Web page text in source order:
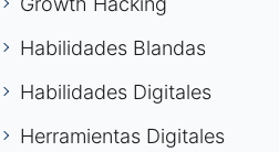
Habilidades Blandas
Habilidades Digitales
Herramientas Digitales